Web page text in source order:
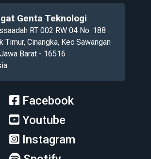
Genta Teknologi
RT 002 RW 04 No. 188
Timur, Cinangka, Kec Sawangan
Barat - 16516
Facebook
Youtube
Instagram